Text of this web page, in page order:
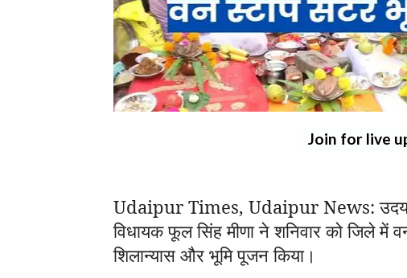
Join for live
Udaipur Times, Udaipur News: उदयपुर
विधायक फूल सिंह मीणा ने शनिवार को जिले में
शिलान्यास और भूमि पूजन किया।